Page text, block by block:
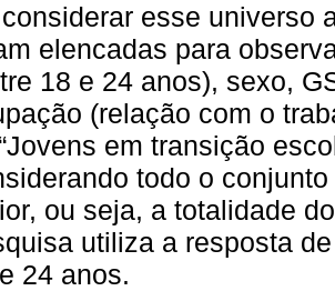
esse universo
elencadas para
18 e 24 anos), sexo,
(relação com o
em transição
todo o
ou seja, a totalidade
utiliza a resposta
24 anos.